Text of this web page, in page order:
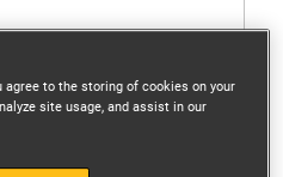
agree to the storing of cookies on your
site usage, and assist in our